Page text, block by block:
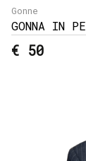
Gonne
GONNA IN
€ 50